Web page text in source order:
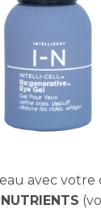
avec votre